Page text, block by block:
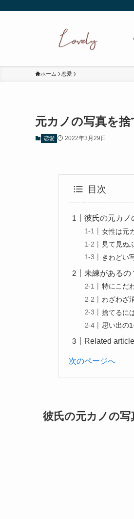
ホーム 恋愛
元カノの写真を
恋愛 2022年3月29日
目次
彼氏の元カノ
女性は元
見て見ぬ
きわどい
未練があるの
特にこだ
わざわざ
捨てるに
思い出の
Related
次のページへ
彼氏の元カノの写